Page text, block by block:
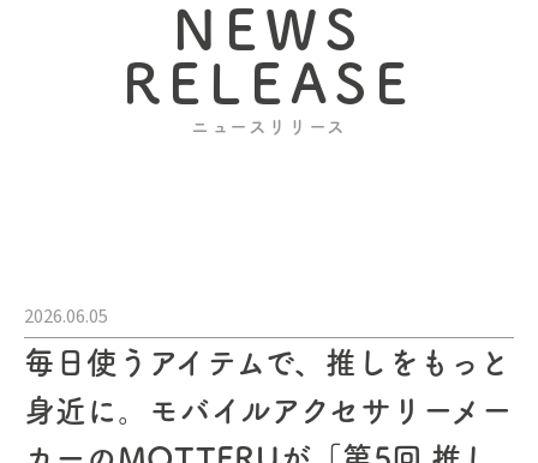
NEWS
RELEASE
ニュースリリース
2026.06.05
毎日使うアイテムで、推しをもっと
身近に。モバイルアクセサリーメー